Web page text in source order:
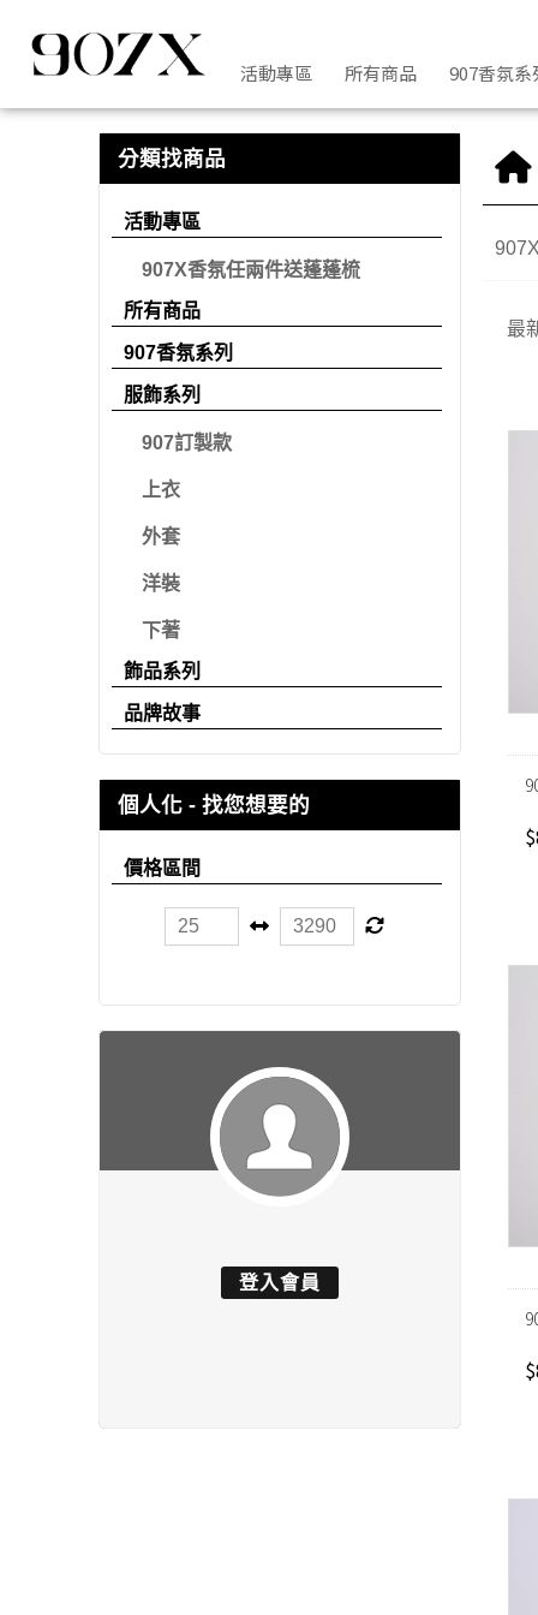
活動專區 所有商品 907香氛系
分類找商品
活動專區
907X香氛任兩件送蓬蓬梳
所有商品
907香氛系列
服飾系列
907訂製款
上衣
外套
洋裝
下著
飾品系列
品牌故事
個人化 - 找您想要的
價格區間
登入會員
最